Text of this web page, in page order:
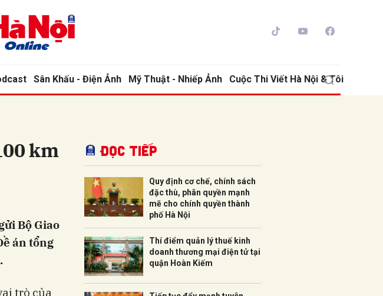
Sân Khấu - Điện Ảnh Mỹ Thuật - Nhiếp Ảnh Cuộc Thi Viết Hà Nội & Tôi
km
Bộ Giao
án tổng
trò của
Đọc tiếp
Quy định cơ chế, chính sách
đặc thù, phân quyền mạnh
mẽ cho chính quyền thành
phố Hà Nội
Thí điểm quản lý thuế kinh
doanh thương mại điện tử tại
quận Hoàn Kiếm
Gửi